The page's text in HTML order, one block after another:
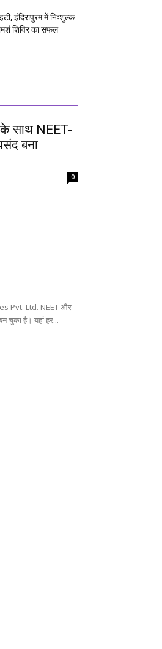
इंदिरापुरम में निःशुल्क
शिविर का सफल
के साथ NEET-
बना
0
Pvt. Ltd. NEET और
चुका है। यहां हर...